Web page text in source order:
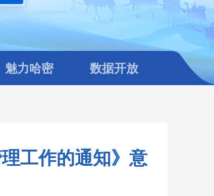
魅力哈密 数据开放
工作的通知》意